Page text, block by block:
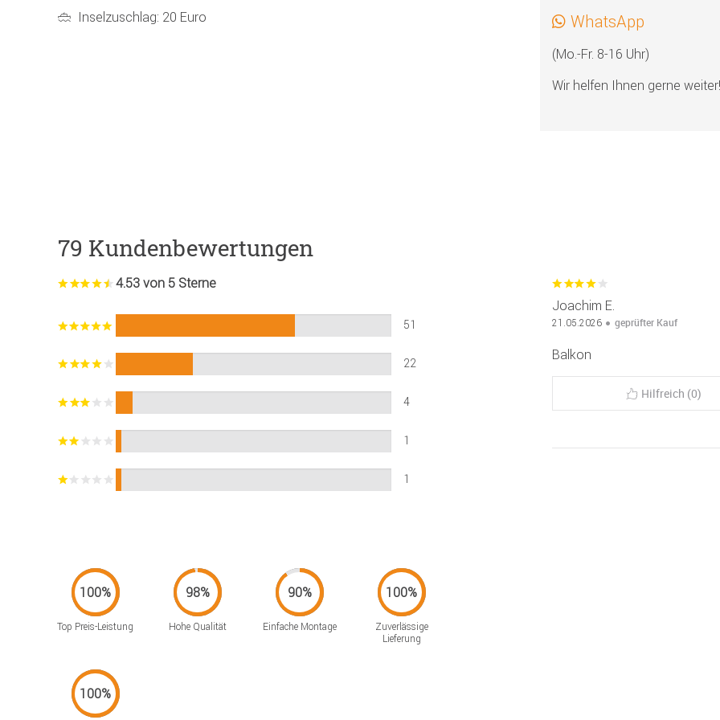
Inselzuschlag: 20 Euro WhatsApp
(Mo.-Fr. 8-16 Uhr)
Wir helfen Ihnen gerne weiter!
79 Kundenbewertungen
4.53 von 5 Sterne
51
22
4
1
1
Top Preis-Leistung Hohe Qualität Einfache Montage
Zuverlässige
Lieferung
Joachim E.
21.05.2026 geprüfter Kauf
Balkon
Hilfreich (0)